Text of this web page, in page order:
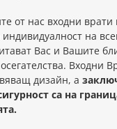
от нас входни врати
индивидуалност на
Вас и Вашите
Входни
дизайн, а
са на